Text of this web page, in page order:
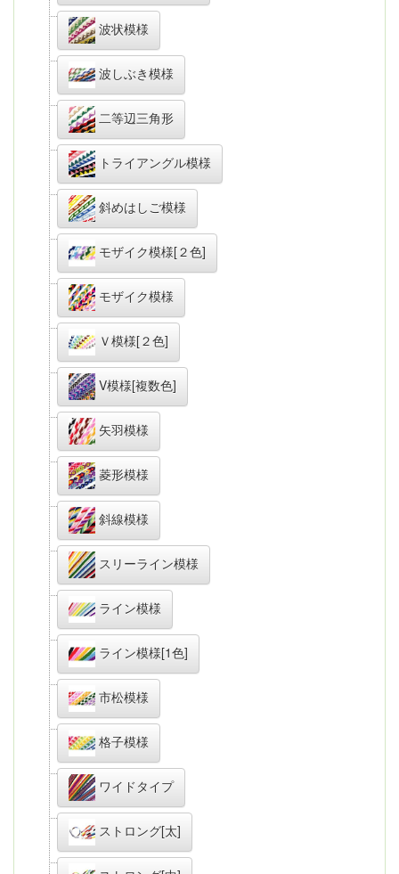
波状模様
波しぶき模様
二等辺三角形
トライアングル模様
斜めはしご模様
モザイク模様[２色]
モザイク模様
Ｖ模様[２色]
V模様[複数色]
矢羽模様
菱形模様
斜線模様
スリーライン模様
ライン模様
ライン模様[1色]
市松模様
格子模様
ワイドタイプ
ストロング[太]